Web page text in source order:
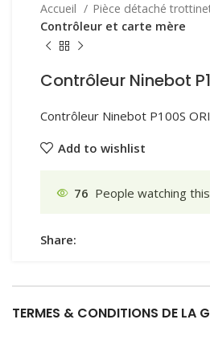
Accueil
Pièce détaché
Contrôleur et carte mère
Contrôleur Ninebot
Contrôleur Ninebot P100S
Add to wishlist
76 People watching
Share:
TERMES & CONDITIONS DE LA